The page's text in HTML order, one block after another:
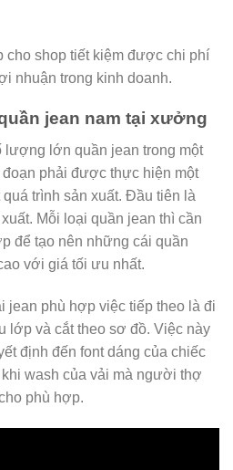
cho shop tiết kiệm được chi phí
nhuận trong kinh doanh.
jean nam tại xưởng
lớn quần jean trong một
phải được thực hiện một
trình sản xuất. Đầu tiên là
Mỗi loại quần jean thì cần
để tạo nên những cái quần
với giá tối ưu nhất.
jean phù hợp việc tiếp theo là đi
lớp và cắt theo sơ đồ. Việc này
định đến font dáng của chiếc
wash của vải mà người thợ
phù hợp.